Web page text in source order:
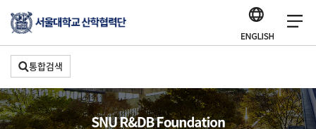
통합검색